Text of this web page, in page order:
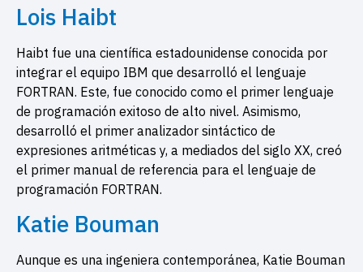
Lois Haibt
Haibt fue una científica estadounidense conocida por
integrar el equipo IBM que desarrolló el lenguaje
FORTRAN. Este, fue conocido como el primer lenguaje
de programación exitoso de alto nivel. Asimismo,
desarrolló el primer analizador sintáctico de
expresiones aritméticas y, a mediados del siglo XX, creó
el primer manual de referencia para el lenguaje de
programación FORTRAN.
Katie Bouman
Aunque es una ingeniera contemporánea, Katie Bouman